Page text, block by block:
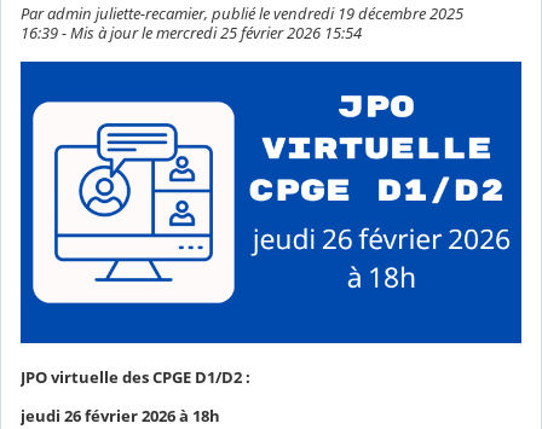
Par admin juliette-recamier, publié le vendredi 19 décembre 2025
16:39 - Mis à jour le mercredi 25 février 2026 15:54
JPO virtuelle des CPGE D1/D2 :
jeudi 26 février 2026 à 18h